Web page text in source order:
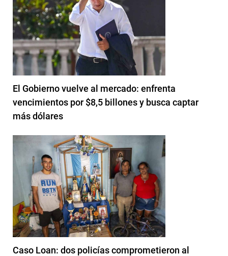
El Gobierno vuelve al mercado: enfrenta
vencimientos por $8,5 billones y busca captar
más dólares
Caso Loan: dos policías comprometieron al